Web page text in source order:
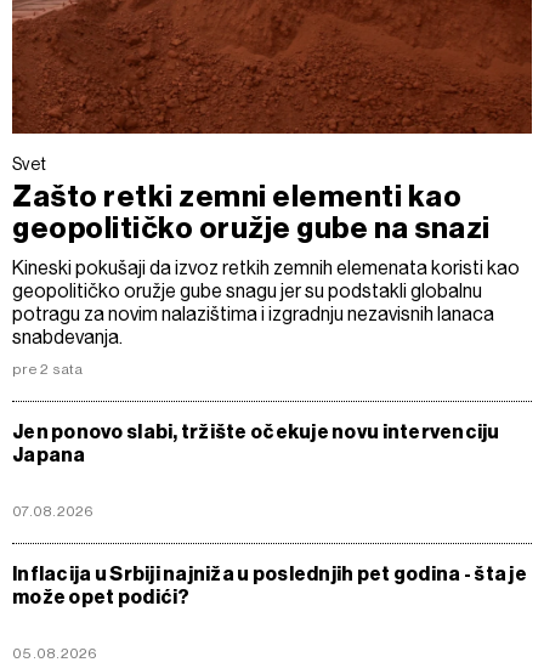
Svet
Zašto retki zemni elementi kao
geopolitičko oružje gube na snazi
Kineski pokušaji da izvoz retkih zemnih elemenata koristi kao
geopolitičko oružje gube snagu jer su podstakli globalnu
potragu za novim nalazištima i izgradnju nezavisnih lanaca
snabdevanja.
pre 2 sata
Jen ponovo slabi, tržište očekuje novu intervenciju
Japana
07.08.2026
Inflacija u Srbiji najniža u poslednjih pet godina - šta je
može opet podići?
05.08.2026